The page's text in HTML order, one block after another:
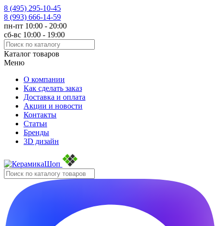
8 (495) 295-10-45
8 (993) 666-14-59
пн-пт 10:00 - 20:00
сб-вс 10:00 - 19:00
Каталог товаров
Меню
О компании
Как сделать заказ
Доставка и оплата
Акции и новости
Контакты
Статьи
Бренды
3D дизайн